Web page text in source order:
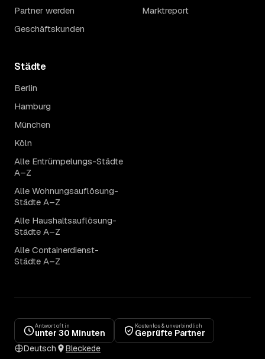
Partner werden
Geschäftskunden
Marktreport
Städte
Berlin
Hamburg
München
Köln
Alle Entrümpelungs-Städte
A–Z
Alle Wohnungsauflösung-
Städte A–Z
Alle Haushaltsauflösung-
Städte A–Z
Alle Containerdienst-
Städte A–Z
Antwort oft in
unter 30 Minuten
Kostenlos & unverbindlich
Geprüfte Partner
Deutsch
Bleckede